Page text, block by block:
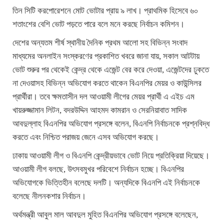
তিন সিটি করপোরেশনে মোট ভোটার প্রায় ৯ লাখ। প্রাথমিক হিসেবে ৬০
শতাংশের বেশি ভোট পড়তে পারে বলে মনে করছে নির্বাচন কমিশন।
দেশের অন্যতম শীর্ষ স্থানীয় দৈনিক প্রথম আলো সহ বিভিন্ন সংবাদ
মাধ্যমের অনলাইন সংস্করণের প্রকাশিত খবরে জানা যায়, সকাল আটটায়
ভোট শুরুর পর থেকেই কেন্দ্র থেকে এজেন্ট বের করে দেওয়া, এজেন্টদের ঢুকতে
না দেওয়াসহ বিভিন্ন অভিযোগ করতে থাকেন বিএনপির মেয়র ও কাউন্সিলর
প্রার্থীরা। তবে ক্ষমতাসীন দল আওয়ামী লীগের মেয়র প্রার্থী এ এইচ এম
খায়রুজ্জামান লিটন, বদরউদ্দিন আহমদ কামরান ও সেরনিয়াবাত সাদিক
আবদুল্লাহ বিএনপির অভিযোগ প্রসঙ্গে বলেন, বিএনপি নির্বাচনকে প্রশ্নবিদ্ধ
করতে এবং নিশ্চিত পরাজয় জেনে এসব অভিযোগ করছে।
ঢাকায় আওয়ামী লীগ ও বিএনপি কেন্দ্রীয়ভাবে ভোট নিয়ে প্রতিক্রিয়া দিয়েছে।
আওয়ামী লীগ বলছে, উৎসবমুখর পরিবেশে নির্বাচন হচ্ছে। বিএনপির
অভিযোগকে ভিত্তিহীন বলেছে দলটি। অন্যদিকে বিএনপি এই নির্বাচনকে
বলেছে নীলনকশার নির্বাচন।
অর্থমন্ত্রী আবুল মাল আবদুল মুহিত বিএনপির অভিযোগ প্রসঙ্গে বলেছেন,